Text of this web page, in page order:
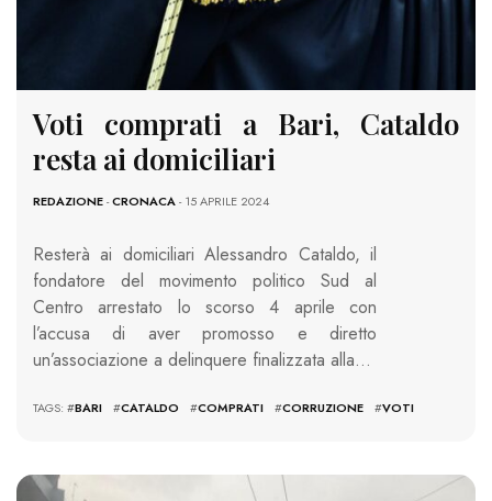
Voti comprati a Bari, Cataldo
resta ai domiciliari
REDAZIONE-CRONACA- 15 APRILE 2024
Resterà ai domiciliari Alessandro Cataldo, il
fondatore del movimento politico Sud al
Centro arrestato lo scorso 4 aprile con
l’accusa di aver promosso e diretto
un’associazione a delinquere finalizzata alla…
TAGS: #BARI #CATALDO #COMPRATI #CORRUZIONE #VOTI